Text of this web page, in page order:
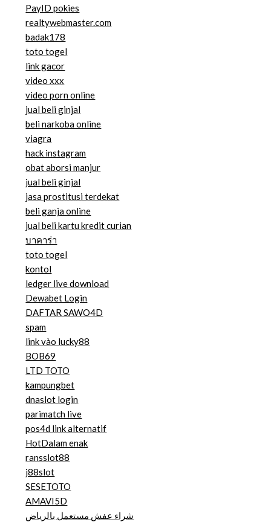
PayID pokies
realtywebmaster.com
badak178
toto togel
link gacor
video xxx
video porn online
jual beli ginjal
beli narkoba online
viagra
hack instagram
obat aborsi manjur
jual beli ginjal
jasa prostitusi terdekat
beli ganja online
jual beli kartu kredit curian
บาคาร่า
toto togel
kontol
ledger live download
Dewabet Login
DAFTAR SAWO4D
spam
link vào lucky88
BOB69
LTD TOTO
kampungbet
dnaslot login
parimatch live
pos4d link alternatif
HotDalam enak
ransslot88
j88slot
SESETOTO
AMAVI5D
شراء عفش مستعمل بالرياض